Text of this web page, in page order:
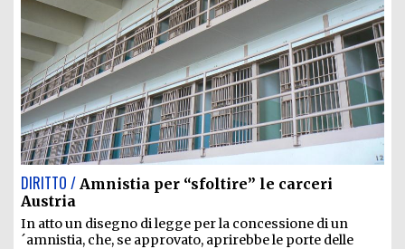
DIRITTO / Amnistia per “sfoltire” le carceri
Austria
In atto un disegno di legge per la concessione di un
´amnistia, che, se approvato, aprirebbe le porte delle